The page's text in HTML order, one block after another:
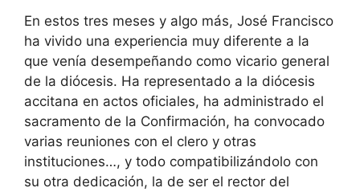
En estos tres meses y algo más, José Francisco
ha vivido una experiencia muy diferente a la
que venía desempeñando como vicario general
de la diócesis. Ha representado a la diócesis
accitana en actos oficiales, ha administrado el
sacramento de la Confirmación, ha convocado
varias reuniones con el clero y otras
instituciones…, y todo compatibilizándolo con
su otra dedicación, la de ser el rector del